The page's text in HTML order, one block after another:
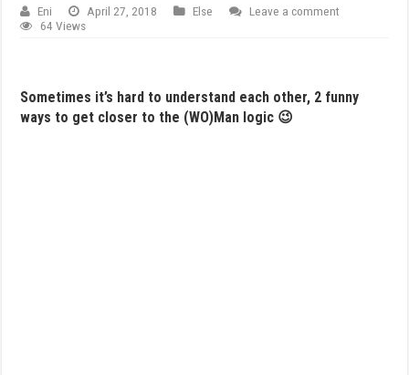
Eni April 27, 2018 Else
Leave a comment
64 Views
Sometimes it’s hard to understand each other, 2 funny
ways to get closer to the (WO)Man logic 😉